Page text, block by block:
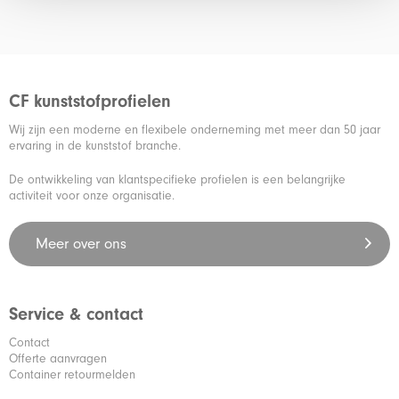
CF kunststofprofielen
Wij zijn een moderne en flexibele onderneming met meer dan 50 jaar
ervaring in de kunststof branche.
De ontwikkeling van klantspecifieke profielen is een belangrijke
activiteit voor onze organisatie.
Meer over ons
Service & contact
Contact
Offerte aanvragen
Container retourmelden